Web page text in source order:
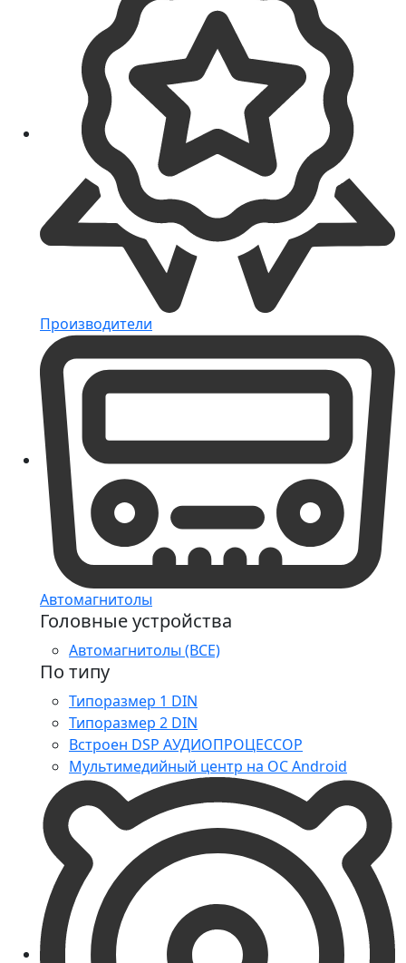
Производители
Автомагнитолы
Головные устройства
Автомагнитолы (ВСЕ)
По типу
Типоразмер 1 DIN
Типоразмер 2 DIN
Встроен DSP АУДИОПРОЦЕССОР
Мультимедийный центр на ОС Android